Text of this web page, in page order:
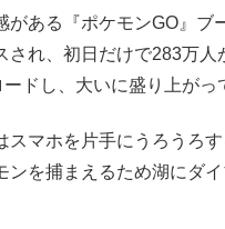
ある『ポケモンGO』ブ
され、初日だけで283万人
ドし、大いに盛り上がっ
マホを片手にうろうろ
ンを捕まえるため湖にダ